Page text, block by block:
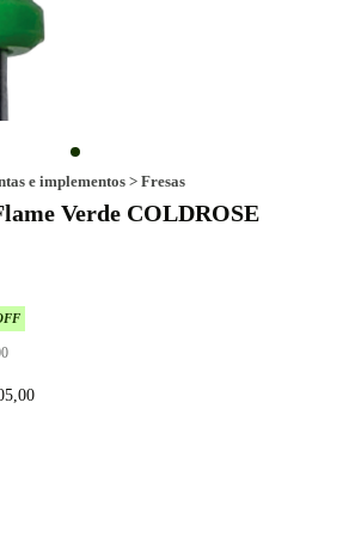
e implementos > Fresas
Verde COLDROSE